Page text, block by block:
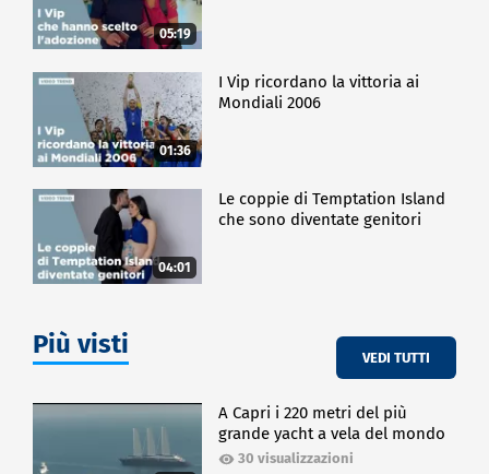
05:19
01:36
I Vip ricordano la vittoria ai
Mondiali 2006
04:01
Le coppie di Temptation Island
che sono diventate genitori
Più visti VEDI TUTTI
A Capri i 220 metri del più
grande yacht a vela del mondo
30 visualizzazioni